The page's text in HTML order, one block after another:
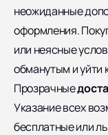
неожиданные
оформления.
или неясные
обманутым и уйти
Прозрачные
Указание всех
бесплатные или